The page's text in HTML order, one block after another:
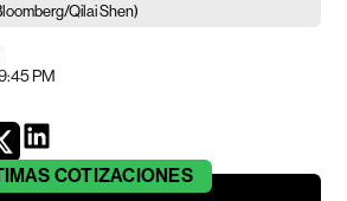
Qilai Shen)
PM
COTIZACIONES